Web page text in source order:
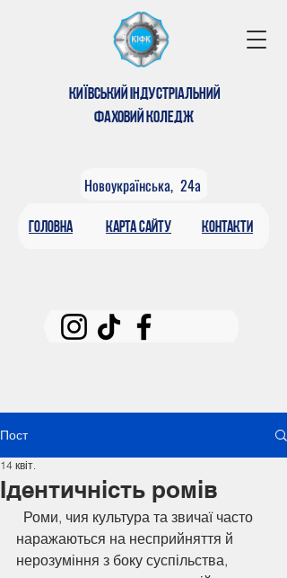
КИЇВСЬКИЙ ІНДУСТРІАЛЬНИЙ
ФАХОВИЙ КОЛЕДЖ
Новоукраїнська, 24а
КАРтА САЙТУ
головна контакти
Пост
Ідентичність ромів
14 квіт.
наражаються на несприйняття й
нерозуміння з боку суспільства,